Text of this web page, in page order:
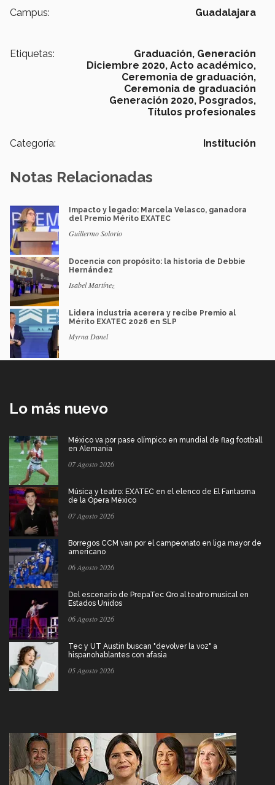
Campus: Guadalajara
Etiquetas: Graduación, Generación
Diciembre 2020, Acto académico,
Ceremonia de graduación,
Ceremonia de graduación
Generación 2020, Posgrados,
Títulos profesionales
Categoría: Institución
Notas Relacionadas
Impacto y legado: Marcela Velasco, ganadora
del Premio Mérito EXATEC
Guillermo Solorio
Docencia con propósito: la historia de Debbie
Hernández
Isabel Martínez
Lidera industria acerera y recibe Premio al
Mérito EXATEC 2026 en SLP
Myrna Danel
Lo más nuevo
México va por pase olímpico en mundial de flag football
en Alemania
07 Agosto 2026
Música y teatro: EXATEC en el elenco de El Fantasma
de la Ópera México
07 Agosto 2026
Borregos CCM van por el campeonato en liga mayor de
americano
06 Agosto 2026
Del escenario de PrepaTec Qro al teatro musical en
Estados Unidos
06 Agosto 2026
Tec y UT Austin buscan "devolver la voz" a
hispanohablantes con afasia
05 Agosto 2026